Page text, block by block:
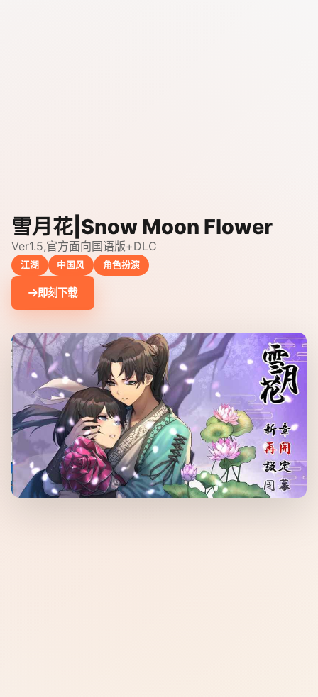
雪月花|Snow Moon Flower
Ver1.5,官方面向国语版+DLC
江湖 中国风 角色扮演
即刻下载